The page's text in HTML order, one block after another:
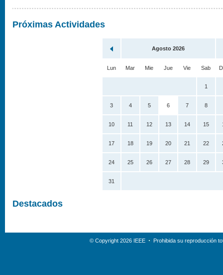
Próximas Actividades
Agosto 2026
Lun Mar Mie Jue Vie Sab
1
3 4 5 6 7 8
10 11 12 13 14 15
17 18 19 20 21 22
24 25 26 27 28 29
31
Destacados
© Copyright 2026 IEEE Prohibida su reproducción